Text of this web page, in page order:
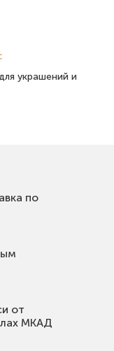
украшений и
по
от
МКАД